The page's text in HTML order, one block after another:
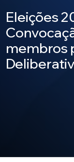
Planos
Investimentos
Eleições
membros